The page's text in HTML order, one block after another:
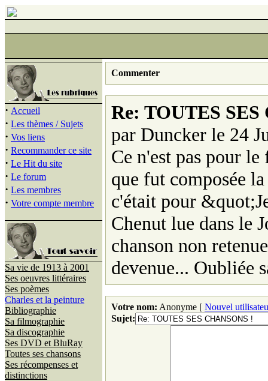
· Accueil
· Les thèmes / Sujets
· Vos liens
· Recommander ce site
· Le Hit du site
· Le forum
· Les membres
· Votre compte membre
Sa vie de 1913 à 2001
Ses oeuvres littéraires
Ses poèmes
Charles et la peinture
Bibliographie
Sa filmographie
Sa discographie
Ses DVD et BluRay
Toutes ses chansons
Ses récompenses et
distinctions
Commenter
Re: TOUTES
par Duncker le 24
Ce n'est pas pour
que fut composée
c'était pour
Chenut lue dans le
chanson non
devenue... Oubliée
Votre nom: Anonyme [ Nouvel
Sujet: